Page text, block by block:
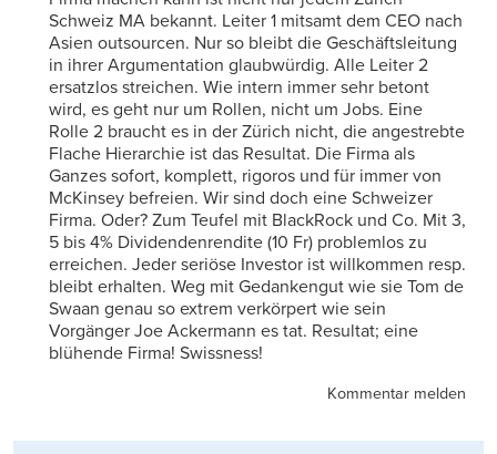
Schweiz MA bekannt. Leiter 1 mitsamt dem CEO nach
Asien outsourcen. Nur so bleibt die Geschäftsleitung
in ihrer Argumentation glaubwürdig. Alle Leiter 2
ersatzlos streichen. Wie intern immer sehr betont
wird, es geht nur um Rollen, nicht um Jobs. Eine
Rolle 2 braucht es in der Zürich nicht, die angestrebte
Flache Hierarchie ist das Resultat. Die Firma als
Ganzes sofort, komplett, rigoros und für immer von
McKinsey befreien. Wir sind doch eine Schweizer
Firma. Oder? Zum Teufel mit BlackRock und Co. Mit 3,
5 bis 4% Dividendenrendite (10 Fr) problemlos zu
erreichen. Jeder seriöse Investor ist willkommen resp.
bleibt erhalten. Weg mit Gedankengut wie sie Tom de
Swaan genau so extrem verkörpert wie sein
Vorgänger Joe Ackermann es tat. Resultat; eine
blühende Firma! Swissness!
Kommentar melden